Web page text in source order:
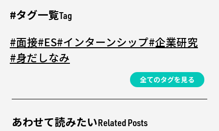
Tag
#タグ一覧
#面接#ES#インターンシップ#企業研究
#身だしなみ
全てのタグを見る
Related Posts
あわせて読みたい